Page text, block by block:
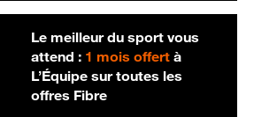
Le meilleur du sport vous
attend : 1 mois offertà
L’Équipe sur toutes les
offres Fibre